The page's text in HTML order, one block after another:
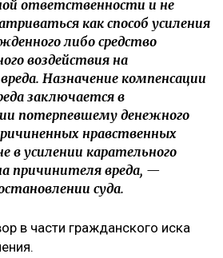
ответственности и не
как способ усиления
либо средство
воздействия на
Назначение компенсации
заключается в
потерпевшему денежного
нравственных
в усилении карательного
причинителя вреда, —
суда.
в части гражданского иска